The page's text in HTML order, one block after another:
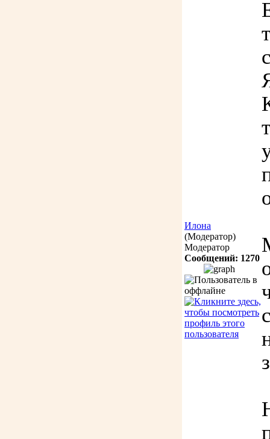
Илона
(Модератор)
Модератор
Сообщений: 1270